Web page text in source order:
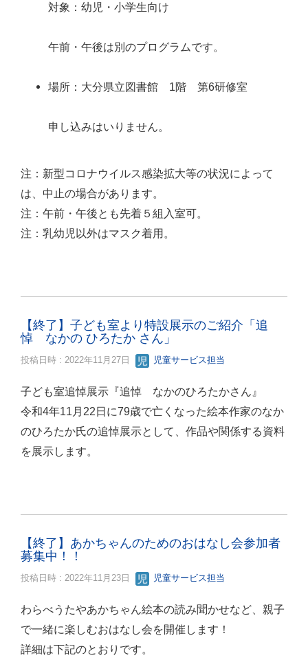
対象：幼児・小学生向け
午前・午後は別のプログラムです。
場所：大分県立図書館 1階 第6研修室
申し込みはいりません。
注：新型コロナウイルス感染拡大等の状況によって
は、中止の場合があります。
注：午前・午後とも先着５組入室可。
注：乳幼児以外はマスク着用。
【終了】子ども室より特設展示のご紹介「追
悼 なかの ひろたか さん」
投稿日時 : 2022年11月27日 児童サービス担当
子ども室追悼展示『追悼 なかのひろたかさん』
令和4年11月22日に79歳で亡くなった絵本作家のなか
のひろたか氏の追悼展示として、作品や関係する資料
を展示します。
【終了】あかちゃんのためのおはなし会参加者
募集中！！
投稿日時 : 2022年11月23日 児童サービス担当
わらべうたやあかちゃん絵本の読み聞かせなど、親子
で一緒に楽しむおはなし会を開催します！
詳細は下記のとおりです。